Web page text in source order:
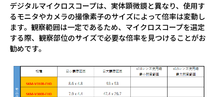
デジタルマイクロスコープは、実体顕微鏡と異なり、使用す
るモニタやカメラの撮像素子のサイズによって倍率は変動し
ます。観察範囲は一定であるため、マイクロスコープを選定
する際、 観察部位のサイズで必要な倍率を見つけることがお
勧めです。